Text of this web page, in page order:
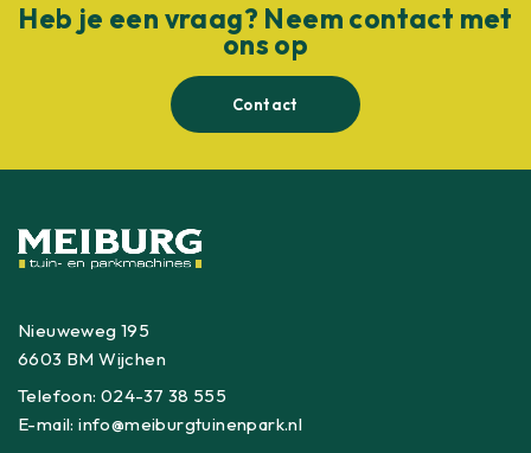
Heb je een vraag? Neem contact met
ons op
Contact
Nieuweweg 195
6603 BM Wijchen
Telefoon:024-37 38 555
E-mail:info@meiburgtuinenpark.nl